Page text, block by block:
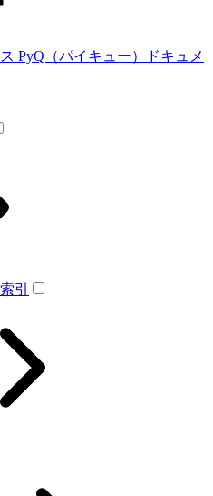
PyQ（パイキュー）ドキュメ
引